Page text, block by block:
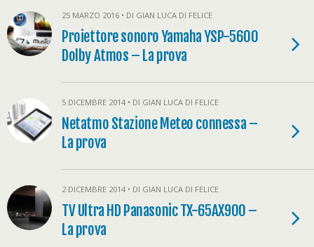
25 MARZO 2016 • DI GIAN LUCA DI FELICE
Proiettore sonoro Yamaha YSP-5600
Dolby Atmos – La prova
5 DICEMBRE 2014 • DI GIAN LUCA DI FELICE
Netatmo Stazione Meteo connessa –
La prova
2 DICEMBRE 2014 • DI GIAN LUCA DI FELICE
TV Ultra HD Panasonic TX-65AX900 –
La prova